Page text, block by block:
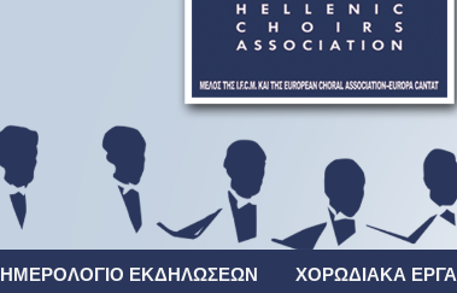
ΗΜΕΡΟΛΌΓΙΟ ΕΚΔΗΛΏΣΕΩΝ ΧΟΡΩΔΙΑΚΆ ΈΡΓΑ